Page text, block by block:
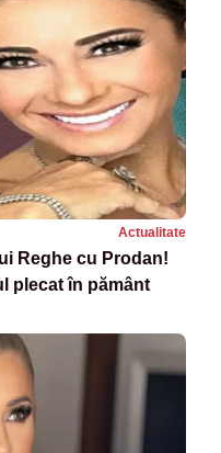
Actualitate
Reghe cu Prodan!
plecat în pământ